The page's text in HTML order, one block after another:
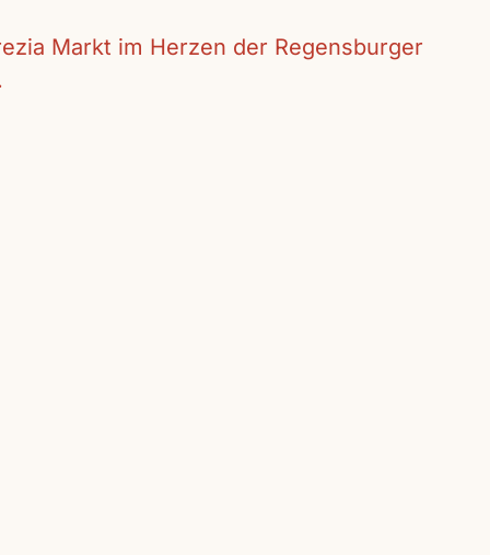
Markt im Herzen der Regensburger